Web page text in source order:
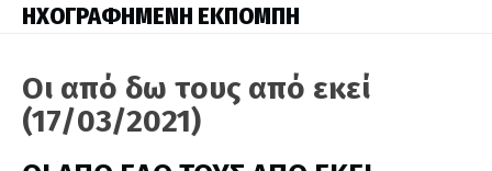
ΗΧΟΓΡΑΦΗΜΕΝΗ ΕΚΠΟΜΠΗ
Οι από δω τους από εκεί
(17/03/2021)